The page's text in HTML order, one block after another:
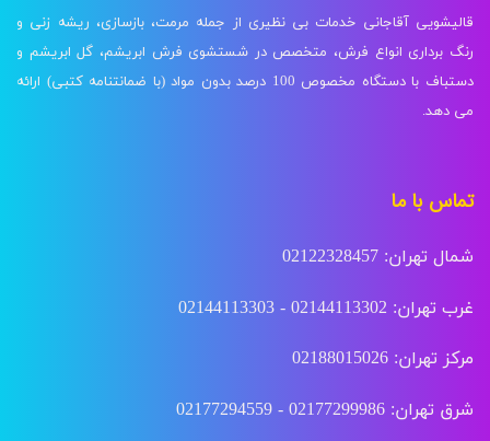
قالیشویی آقاجانی خدمات بی نظیری از جمله مرمت، بازسازی، ریشه زنی و
رنگ برداری انواع فرش، متخصص در شستشوی فرش ابریشم، گل ابریشم و
دستباف با دستگاه مخصوص 100 درصد بدون مواد (با ضمانتنامه کتبی) ارائه
می دهد.
تماس با ما
شمال تهران: 02122328457
غرب تهران: 02144113302 - 02144113303
مرکز تهران: 02188015026
شرق تهران: 02177299986 - 02177294559